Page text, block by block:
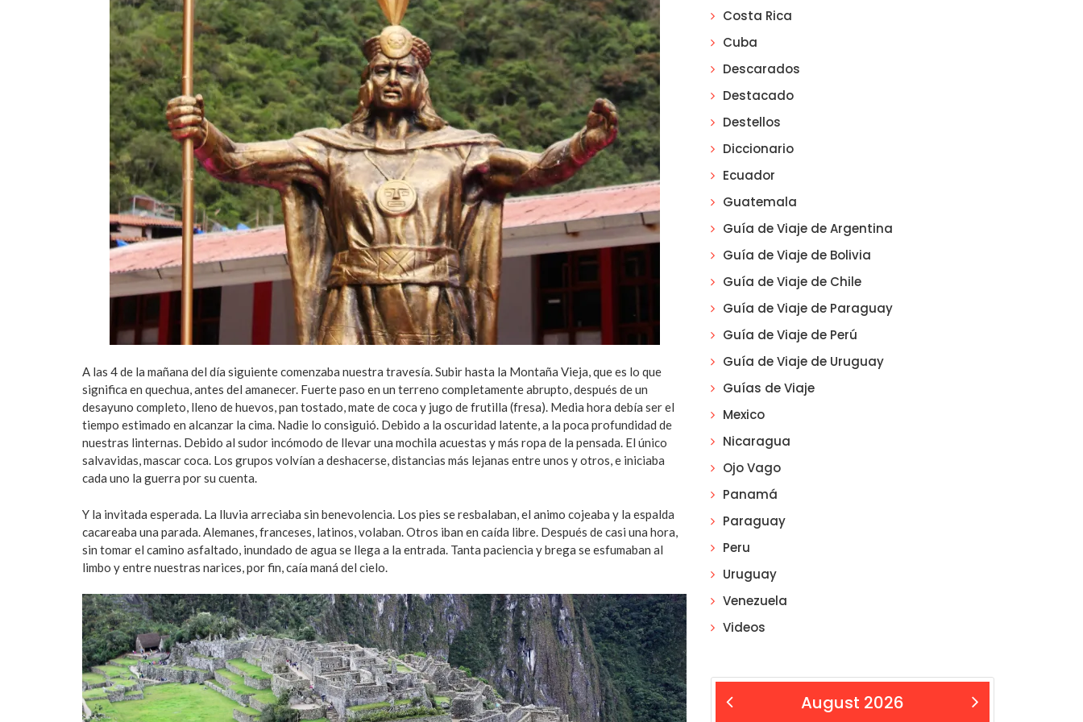
A las 4 de la mañana del día siguiente comenzaba nuestra travesía. Subir hasta la Montaña Vieja, que es lo que
significa en quechua, antes del amanecer. Fuerte paso en un terreno completamente abrupto, después de un
desayuno completo, lleno de huevos, pan tostado, mate de coca y jugo de frutilla (fresa). Media hora debía ser el
tiempo estimado en alcanzar la cima. Nadie lo consiguió. Debido a la oscuridad latente, a la poca profundidad de
nuestras linternas. Debido al sudor incómodo de llevar una mochila acuestas y más ropa de la pensada. El único
salvavidas, mascar coca. Los grupos volvían a deshacerse, distancias más lejanas entre unos y otros, e iniciaba
cada uno la guerra por su cuenta.
Y la invitada esperada. La lluvia arreciaba sin benevolencia. Los pies se resbalaban, el animo cojeaba y la espalda
cacareaba una parada. Alemanes, franceses, latinos, volaban. Otros iban en caída libre. Después de casi una hora,
sin tomar el camino asfaltado, inundado de agua se llega a la entrada. Tanta paciencia y brega se esfumaban al
limbo y entre nuestras narices, por fin, caía maná del cielo.
Costa Rica
Cuba
Descarados
Destacado
Destellos
Diccionario
Ecuador
Guatemala
Guía de Viaje de Argentina
Guía de Viaje de Bolivia
Guía de Viaje de Chile
Guía de Viaje de Paraguay
Guía de Viaje de Perú
Guía de Viaje de Uruguay
Guías de Viaje
Mexico
Nicaragua
Ojo Vago
Panamá
Paraguay
Peru
Uruguay
Venezuela
Videos
August 2026
« Aug